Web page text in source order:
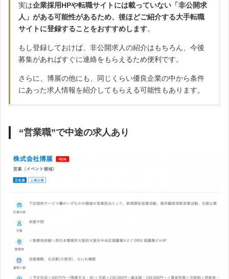
実は企業採用HPや転職サイトには載っていない「非公開求
人」がある可能性があるため、後ほどご紹介する大手転職
サイトに登録することをおすすめします。
もし登録しておけば、非公開求人の紹介はもちろん、今後
募集があればすぐに連絡をもらえるため便利です。
さらに、博展の他にも、同じくらい優良企業の中から条件
にあった求人情報を紹介してもらえる可能性もあります。
“営業職”で中途の求人あり